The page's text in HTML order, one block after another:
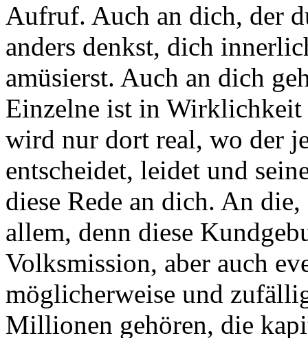
Aufruf. Auch an dich, der
anders denkst, dich
amüsierst. Auch an dich
Einzelne ist in Wirklichkeit
wird nur dort real, wo der
entscheidet, leidet und
diese Rede an dich. An
allem, denn diese
Volksmission, aber auch
möglicherweise und
Millionen gehören, die